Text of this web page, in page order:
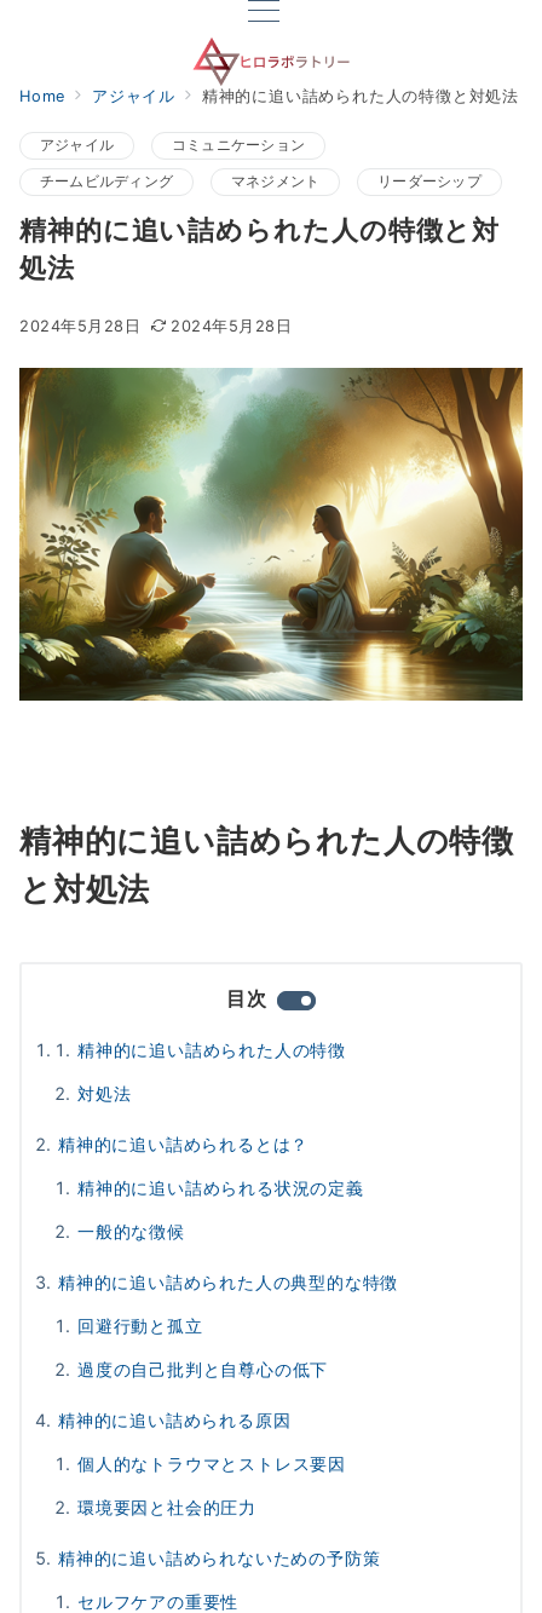
Home アジャイル 精神的に追い詰められた人の特徴と対処法
アジャイル コミュニケーション
チームビルディング マネジメント リーダーシップ
精神的に追い詰められた人の特徴と対
処法
2024年5月28日 2024年5月28日
精神的に追い詰められた人の特徴
と対処法
目次
精神的に追い詰められた人の特徴
対処法
精神的に追い詰められるとは？
精神的に追い詰められる状況の定義
一般的な徴候
精神的に追い詰められた人の典型的な特徴
回避行動と孤立
過度の自己批判と自尊心の低下
精神的に追い詰められる原因
個人的なトラウマとストレス要因
環境要因と社会的圧力
精神的に追い詰められないための予防策
セルフケアの重要性